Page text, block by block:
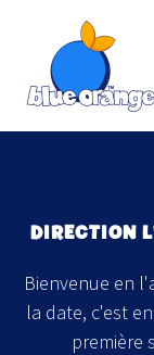
DIRECTION
Bienvenue en
la date, c'est
première